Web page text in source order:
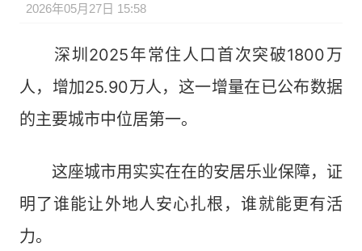
2026年05月27日 15:58
深圳2025年常住人口首次突破1800万
人，增加25.90万人，这一增量在已公布数据
的主要城市中位居第一。
这座城市用实实在在的安居乐业保障，证
明了谁能让外地人安心扎根，谁就能更有活
力。